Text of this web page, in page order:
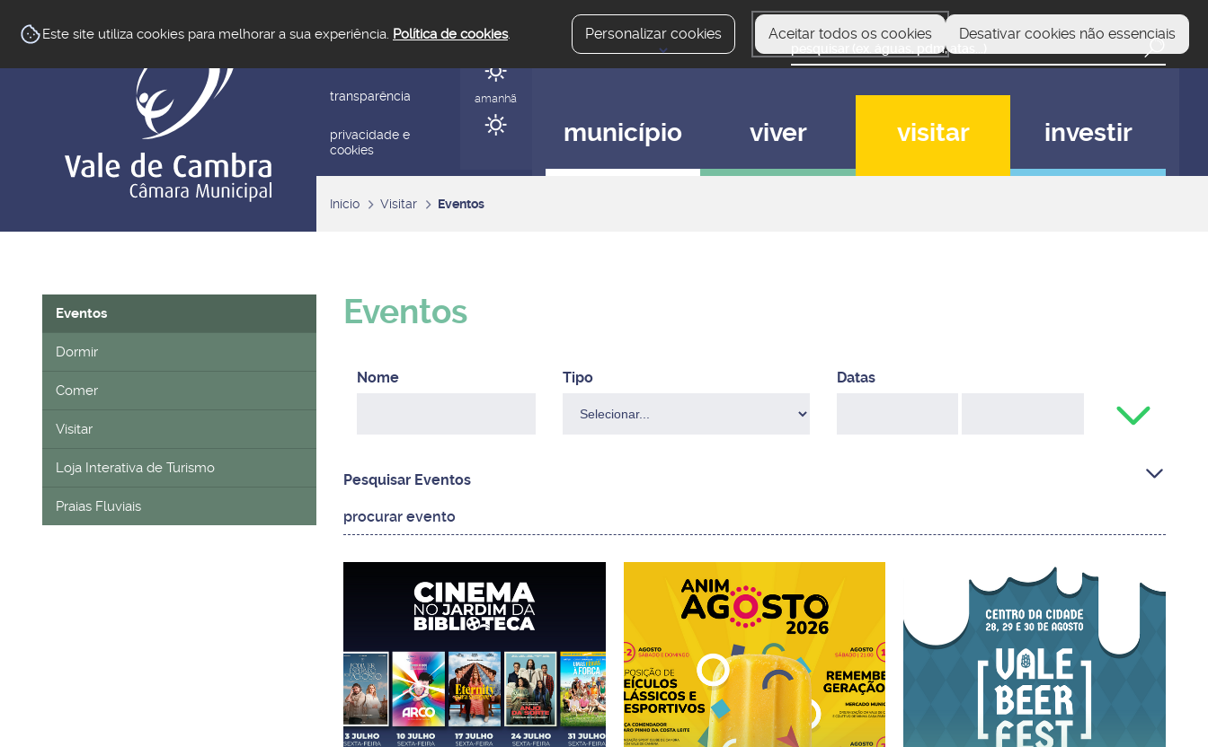
Este site utiliza cookies para melhorar a sua experiência. Política de cookies. Personalizar cookies Aceitar todos os cookies Desativar cookies não essenciais
transparência
privacidade e
cookies
hoje
amanhã
município viver visitar investir
Início Visitar Eventos
Eventos
Dormir
Comer
Visitar
Loja Interativa de Turismo
Praias Fluviais
Eventos
Pesquisar Eventos